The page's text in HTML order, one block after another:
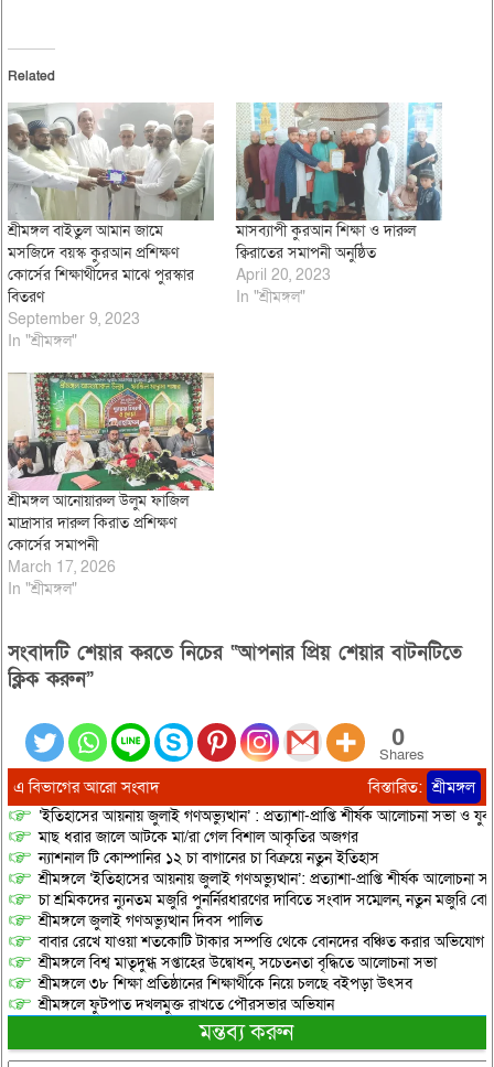
Related
শ্রীমঙ্গল বাইতুল আমান জামে
মসজিদে বয়স্ক কুরআন প্রশিক্ষণ
কোর্সের শিক্ষার্থীদের মাঝে পুরস্কার
বিতরণ
September 9, 2023
In "শ্রীমঙ্গল"
মাসব্যাপী কুরআন শিক্ষা ও দারুল
ক্বিরাতের সমাপনী অনুষ্ঠিত
April 20, 2023
In "শ্রীমঙ্গল"
শ্রীমঙ্গল আনোয়ারুল উলুম ফাজিল
মাদ্রাসার দারুল কিরাত প্রশিক্ষণ
কোর্সের সমাপনী
March 17, 2026
In "শ্রীমঙ্গল"
সংবাদটি শেয়ার করতে নিচের “আপনার প্রিয় শেয়ার বাটনটিতে
ক্লিক করুন”
0
Shares
এ বিভাগের আরো সংবাদ বিস্তারিত: শ্রীমঙ্গল
‘ইতিহাসের আয়নায় জুলাই গণঅভ্যুত্থান’ : প্রত্যাশা-প্রাপ্তি শীর্ষক আলোচনা সভা ও
মাছ ধরার জালে আটকে মা/রা গেল বিশাল আকৃতির অজগর
ন্যাশনাল টি কোম্পানির ১২ চা বাগানের চা বিক্রয়ে নতুন ইতিহাস
শ্রীমঙ্গলে ‘ইতিহাসের আয়নায় জুলাই গণঅভ্যুত্থান’: প্রত্যাশা-প্রাপ্তি শীর্ষক আলোচনা
চা শ্রমিকদের ন্যুনতম মজুরি পুনর্নিরধারণের দাবিতে সংবাদ সম্মেলন, নতুন মজুরি
শ্রীমঙ্গলে জুলাই গণঅভ্যুত্থান দিবস পালিত
বাবার রেখে যাওয়া শতকোটি টাকার সম্পত্তি থেকে বোনদের বঞ্চিত করার অভিযোগ
শ্রীমঙ্গলে বিশ্ব মাতৃদুগ্ধ সপ্তাহের উদ্বোধন, সচেতনতা বৃদ্ধিতে আলোচনা সভা
শ্রীমঙ্গলে ৩৮ শিক্ষা প্রতিষ্ঠানের শিক্ষার্থীকে নিয়ে চলছে বইপড়া উৎসব
শ্রীমঙ্গলে ফুটপাত দখলমুক্ত রাখতে পৌরসভার অভিযান
মন্তব্য করুন